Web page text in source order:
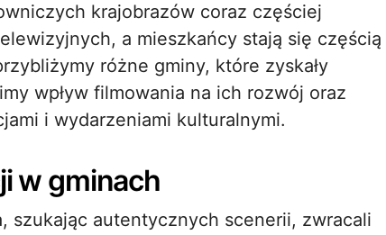
krajobrazów coraz częściej
a mieszkańcy stają się częścią
różne gminy, które zyskały
wpływ filmowania na ich rozwój oraz
i wydarzeniami kulturalnymi.
w gminach
szukając autentycznych scenerii, zwracali